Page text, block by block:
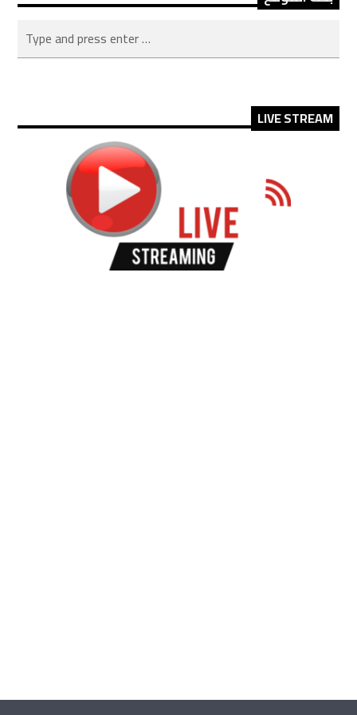
LIVE STREAM